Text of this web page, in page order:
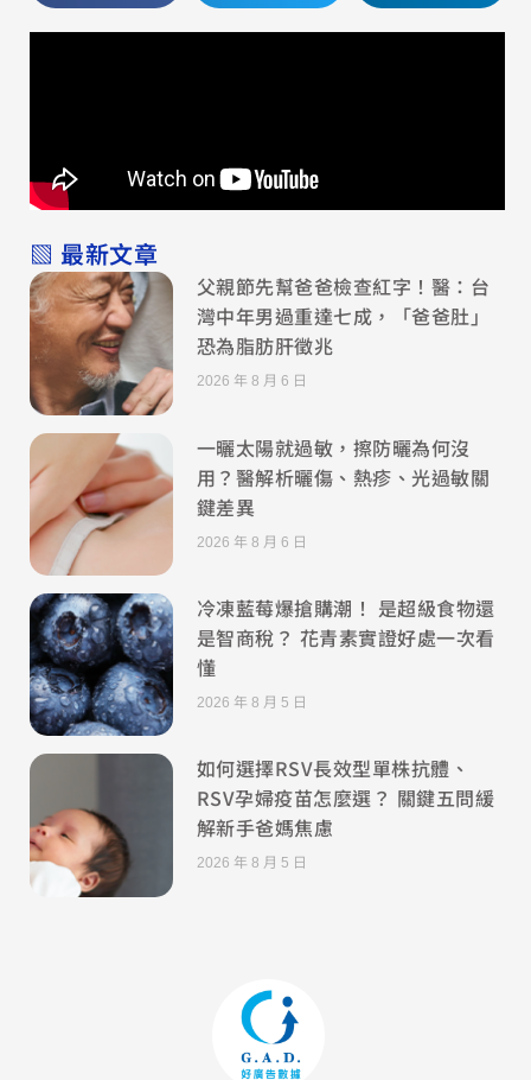
▧ 最新文章
父親節先幫爸爸檢查紅字！醫：台
灣中年男過重達七成，「爸爸肚」
恐為脂肪肝徵兆
2026 年 8 月 6 日
一曬太陽就過敏，擦防曬為何沒
用？醫解析曬傷、熱疹、光過敏關
鍵差異
2026 年 8 月 6 日
冷凍藍莓爆搶購潮！ 是超級食物還
是智商稅？ 花青素實證好處一次看
懂
2026 年 8 月 5 日
如何選擇RSV長效型單株抗體、
RSV孕婦疫苗怎麼選？ 關鍵五問緩
解新手爸媽焦慮
2026 年 8 月 5 日